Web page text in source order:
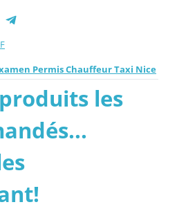
Permis Chauffeur Taxi Nice
les